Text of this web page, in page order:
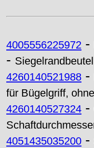
4005556225972 -
- Siegelrandbeutel
4260140521988 -
für Bügelgriff,
4260140527324 -
4051435035200 -